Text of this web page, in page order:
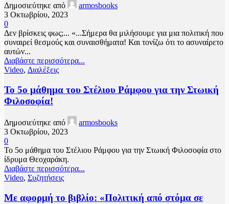
Δημοσιεύτηκε από
armosbooks
3 Οκτωβρίου, 2023
0
Δεν βρίσκεις φως;... «...Σήμερα θα μιλήσουμε για μια πολιτική που
συναιρεί θεσμούς και συναισθήματα! Και τονίζω ότι το ασυναίρετο
αυτών...
Διαβάστε περισσότερα...
Video, Διαλέξεις
Το 5ο μάθημα του Στέλιου Ράμφου για την Στωική
Φιλοσοφία!
Δημοσιεύτηκε από
armosbooks
3 Οκτωβρίου, 2023
0
Το 5ο μάθημα του Στέλιου Ράμφου για την Στωική Φιλοσοφία στο
ίδρυμα Θεοχαράκη.
Διαβάστε περισσότερα...
Video, Συζητήσεις
Με αφορμή το βιβλίο: «Πολιτική από στόμα σε